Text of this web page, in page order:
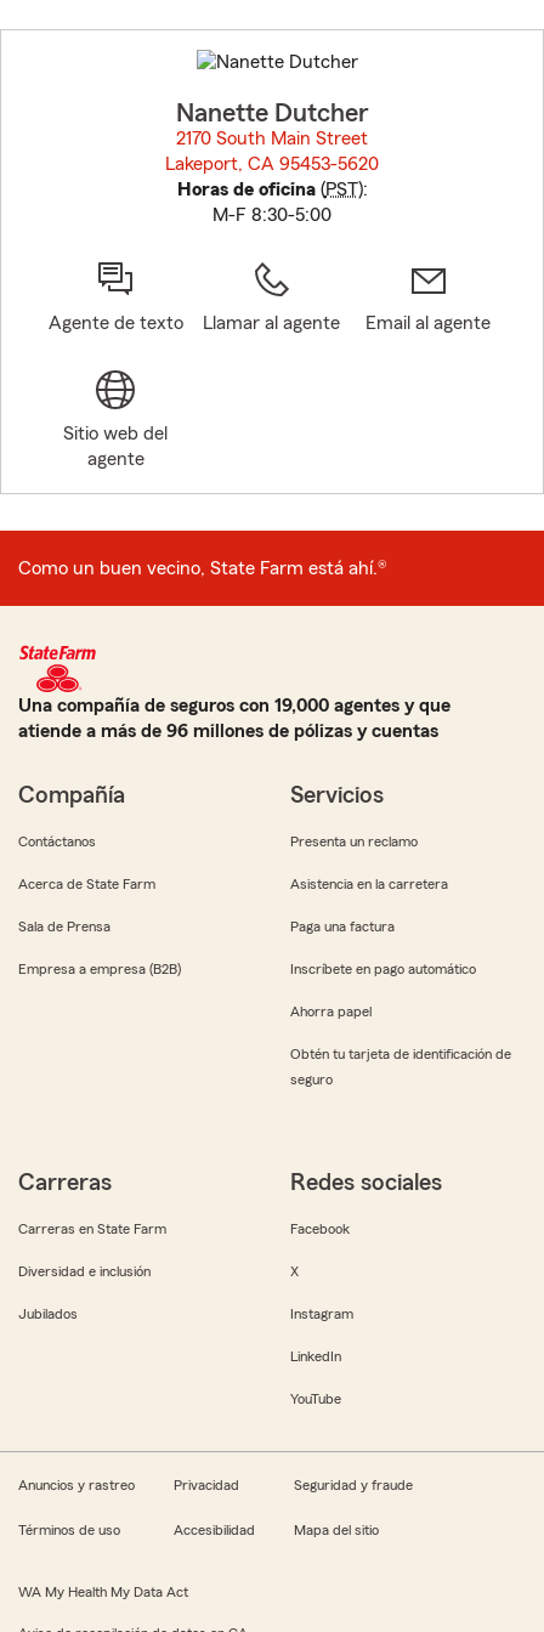
to
before
Nanette Dutcher
2170 South Main Street
Lakeport, CA 95453-5620
Horas de oficina(PST):
M-F 8:30-5:00
Agente de texto Llamar al agente Email al agente
Sitio web del
agente
Como un buen vecino, State Farm está ahí.®
Una compañía de seguros con 19,000 agentes y que
atiende a más de 96 millones de pólizas y cuentas
Compañía
Contáctanos
Acerca de State Farm
Sala de Prensa
Empresa a empresa (B2B)
Servicios
Presenta un reclamo
Asistencia en la carretera
Paga una factura
Inscríbete en pago automático
Ahorra papel
Obtén tu tarjeta de identificación de
seguro
Carreras
Carreras en State Farm
Diversidad e inclusión
Jubilados
Redes sociales
Facebook
X
Instagram
LinkedIn
YouTube
Anuncios y rastreo Privacidad Seguridad y fraude
Términos de uso Accesibilidad Mapa del sitio
WA My Health My Data Act